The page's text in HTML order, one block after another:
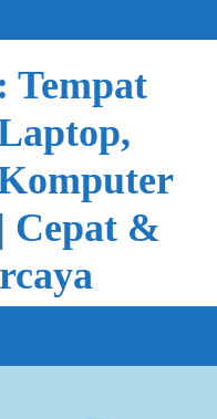
Tempat
Cepat &